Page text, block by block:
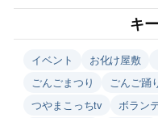
キ
イベント お化け屋敷
ごんごまつり
ごんご踊
つやまこっちtv
ボラン